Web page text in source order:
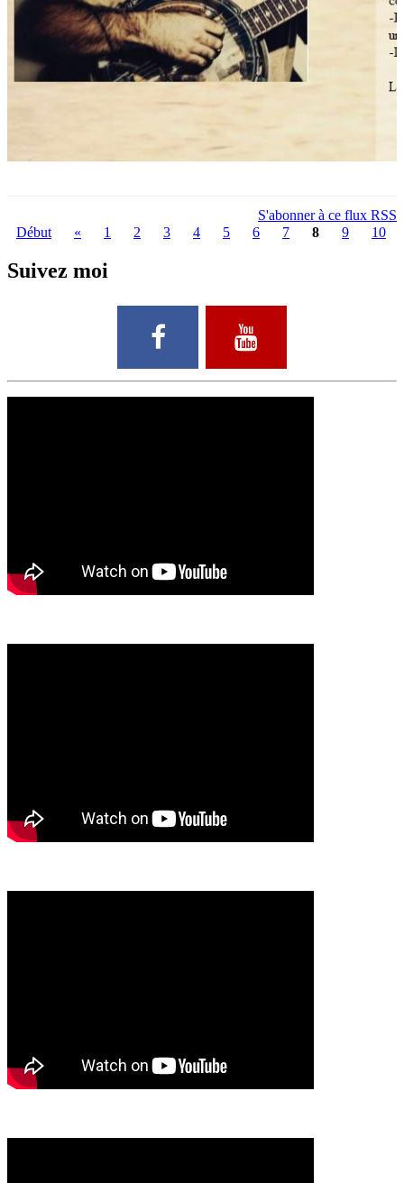
S'abonner à ce flux RSS
Début
« 1 2 3 4 5 6 7 8 9 10
Suivez moi